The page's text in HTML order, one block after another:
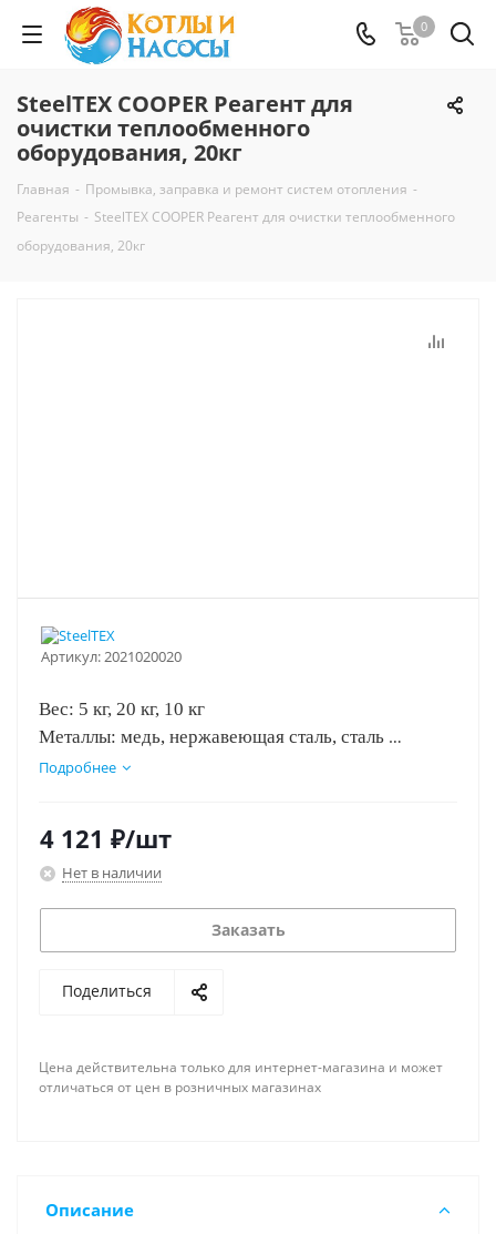
0
SteelTEX COOPER Реагент для
очистки теплообменного
оборудования, 20кг
Главная - Промывка, заправка и ремонт систем отопления -
Реагенты - SteelTEX COOPER Реагент для очистки теплообменного
оборудования, 20кг
Артикул:2021020020
Вес: 5 кг, 20 кг, 10 кг
Металлы: медь, нержавеющая сталь, сталь
Концентрация с водой: 1:10
Подробнее
4 121 ₽/шт
Нет в наличии
Заказать
Поделиться
Цена действительна только для интернет-магазина и может
отличаться от цен в розничных магазинах
Описание